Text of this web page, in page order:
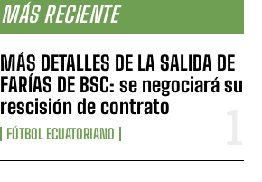
MÁS RECIENTE
MÁS DETALLES DE LA SALIDA DE
FARÍAS DE BSC: se negociará su
rescisión de contrato
FÚTBOL ECUATORIANO